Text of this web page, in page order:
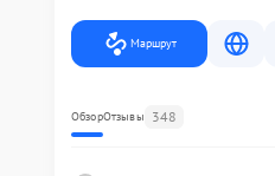
Маршрут
ОбзорОтзывы 348